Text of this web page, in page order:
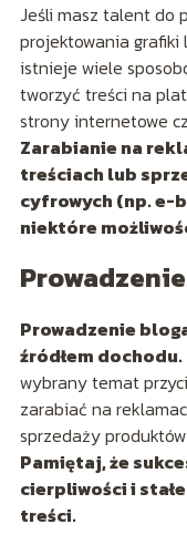
Jeśli masz talent do
projektowania
istnieje wiele
tworzyć treści na
strony internetowe
Zarabianie na
treściach lub
cyfrowych (np. e-
niektóre
Prowadzenie
źródłem dochodu.
wybrany temat
zarabiać na
sprzedaży
Pamiętaj, że
cierpliwości i
treści.